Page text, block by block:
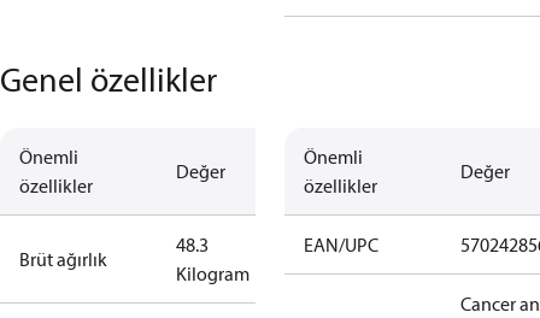
Genel özellikler
Önemli
özellikler
Değer
Brüt ağırlık
48.3
Kilogram
Önemli
özellikler
Değer
EAN/UPC
Cancer